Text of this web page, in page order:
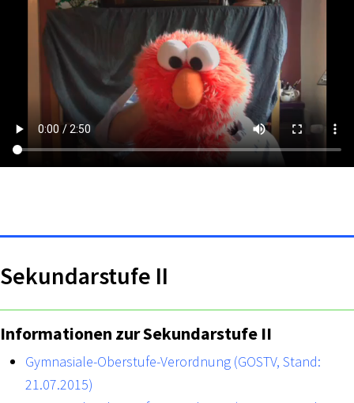
Sekundarstufe II
Informationen zur Sekundarstufe II
Gymnasiale-Oberstufe-Verordnung (GOSTV, Stand:
21.07.2015)